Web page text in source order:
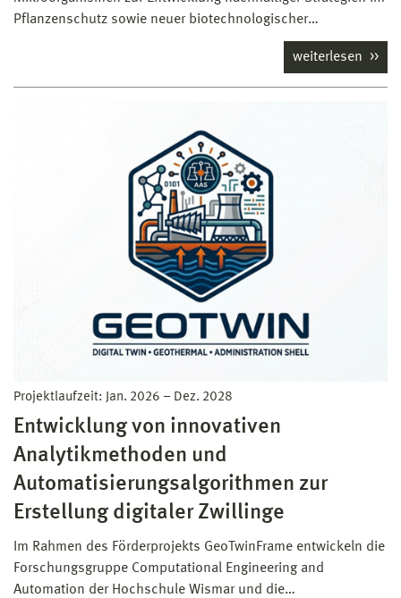
Pflanzenschutz sowie neuer biotechnologischer…
weiterlesen
Projektlaufzeit: Jan. 2026 – Dez. 2028
Entwicklung von innovativen
Analytikmethoden und
Automatisierungsalgorithmen zur
Erstellung digitaler Zwillinge
Im Rahmen des Förderprojekts GeoTwinFrame entwickeln die
Forschungsgruppe Computational Engineering and
Automation der Hochschule Wismar und die…